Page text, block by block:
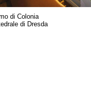
di Colonia
di Dresda